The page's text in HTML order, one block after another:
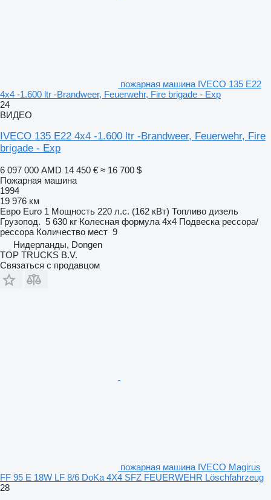
пожарная машина IVECO 135 E22
4x4 -1.600 ltr -Brandweer, Feuerwehr, Fire brigade - Exp
24
ВИДЕО
IVECO 135 E22 4x4 -1.600 ltr -Brandweer, Feuerwehr, Fire
brigade - Exp
6 097 000 AMD 14 450 € ≈ 16 700 $
Пожарная машина
1994
19 976 км
Евро Euro 1 Мощность 220 л.с. (162 кВт) Топливо дизель
Грузопод. 5 630 кг Колесная формула 4x4 Подвеска рессора/
рессора Количество мест 9
Нидерланды, Dongen
TOP TRUCKS B.V.
Связаться с продавцом
пожарная машина IVECO Magirus
FF 95 E 18W LF 8/6 DoKa 4X4 SFZ FEUERWEHR Löschfahrzeug
28